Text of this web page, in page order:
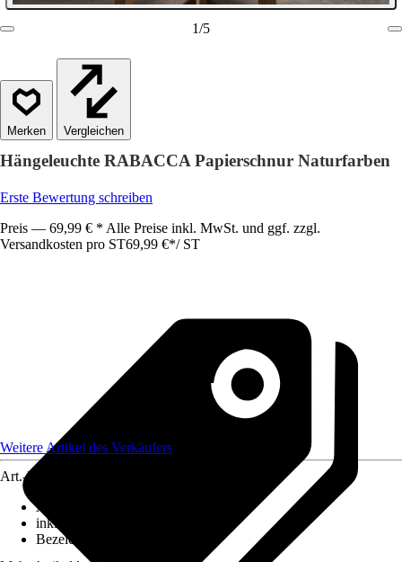
1/5
Vergleichen
Hängeleuchte RABACCA Papierschnur Naturfarben
Erste Bewertung schreiben
Preis — 69,99 € * Alle Preise inkl. MwSt. und ggf. zzgl.
Versandkosten pro ST69,99 €*/ ST
Weitere Artikel des Verkäufers
Art.-Nr.
Ausführung
inklusive Leuchtmittel
Bezeichnung Fassung